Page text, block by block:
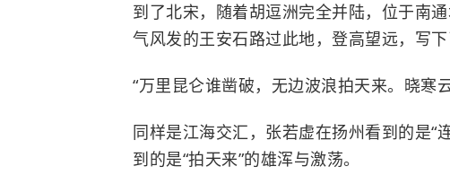
到了北宋，随着胡逗洲完全并陆，位于南
气风发的王安石路过此地，登高望远，写
“万里昆仑谁凿破，无边波浪拍天来。晓寒
同样是江海交汇，张若虚在扬州看到的是“
到的是“拍天来”的雄浑与激荡。